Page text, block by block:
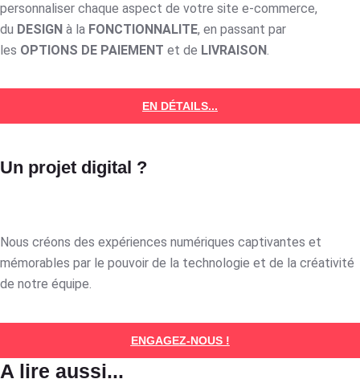
personnaliser chaque aspect de votre site e-commerce,
du DESIGN à la FONCTIONNALITE, en passant par
les OPTIONS DE PAIEMENT et de LIVRAISON.
EN DÉTAILS...
Un projet digital ?
Nous créons des expériences numériques captivantes et
mémorables par le pouvoir de la technologie et de la créativité
de notre équipe.
ENGAGEZ-NOUS !
A lire aussi...